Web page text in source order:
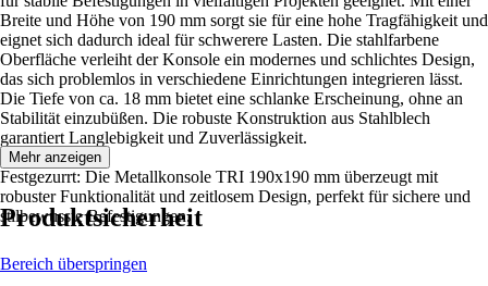
Breite und Höhe von 190 mm sorgt sie für eine hohe Tragfähigkeit und
eignet sich dadurch ideal für schwerere Lasten. Die stahlfarbene
Oberfläche verleiht der Konsole ein modernes und schlichtes Design,
das sich problemlos in verschiedene Einrichtungen integrieren lässt.
Die Tiefe von ca. 18 mm bietet eine schlanke Erscheinung, ohne an
Stabilität einzubüßen. Die robuste Konstruktion aus Stahlblech
garantiert Langlebigkeit und Zuverlässigkeit.
Festgezurrt: Die Metallkonsole TRI 190x190 mm überzeugt mit
robuster Funktionalität und zeitlosem Design, perfekt für sichere und
stilbewusste Befestigungen.
Mehr anzeigen
Produktsicherheit
Bereich überspringen